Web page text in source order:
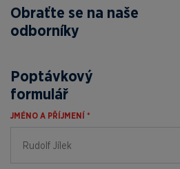
Obraťte se na naše
odborníky
Poptávkový
formulář
JMÉNO A PŘÍJMENÍ *